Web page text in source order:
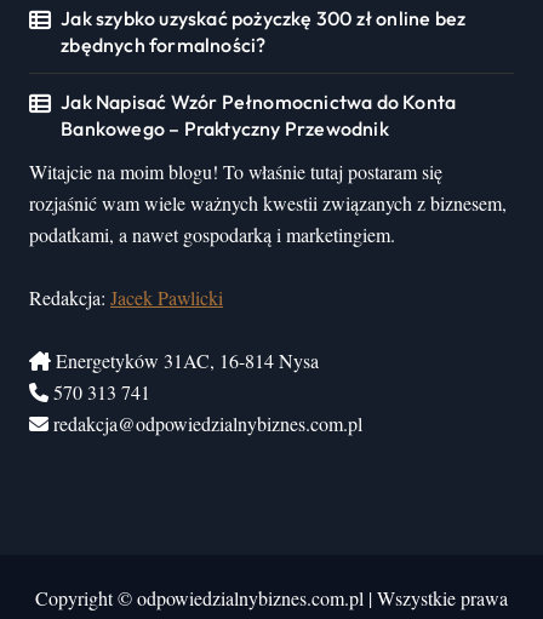
Jak szybko uzyskać pożyczkę 300 zł online bez
zbędnych formalności?
Jak Napisać Wzór Pełnomocnictwa do Konta
Bankowego – Praktyczny Przewodnik
Witajcie na moim blogu! To właśnie tutaj postaram się
rozjaśnić wam wiele ważnych kwestii związanych z biznesem,
podatkami, a nawet gospodarką i marketingiem.
Redakcja: Jacek Pawlicki
Energetyków 31AC, 16-814 Nysa
570 313 741
redakcja@odpowiedzialnybiznes.com.pl
Copyright © odpowiedzialnybiznes.com.pl |Wszystkie prawa